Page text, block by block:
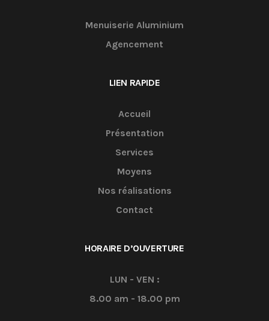
Menuiserie Aluminium
Agencement
LIEN RAPIDE
Accueil
Présentation
Services
Moyens
Nos réalisations
Contact
HORAIRE D’OUVERTURE
LUN - VEN :
8.00 am - 18.00 pm